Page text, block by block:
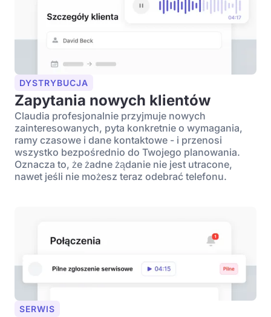
DYSTRYBUCJA
Zapytania nowych klientów
Claudia profesjonalnie przyjmuje nowych
zainteresowanych, pyta konkretnie o wymagania,
ramy czasowe i dane kontaktowe - i przenosi
wszystko bezpośrednio do Twojego planowania.
Oznacza to, że żadne żądanie nie jest utracone,
nawet jeśli nie możesz teraz odebrać telefonu.
SERWIS